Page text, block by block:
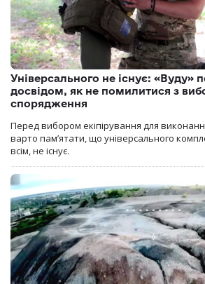
Універсального не існує: «Вуду»
досвідом, як не помилитися з
спорядження
Перед вибором екіпірування для
варто пам’ятати, що універсального
всім, не існує.